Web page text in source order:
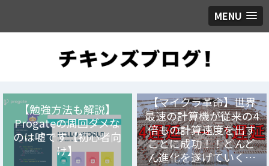
MENU
【勉強方法も解説】
Progateの周回ダメな
のは嘘です【初心者向
け】
【マイクラ革命】世界
最速の計算機が従来の4
倍もの計算速度を出す
ことに成功！！どんど
ん進化を遂げていく…